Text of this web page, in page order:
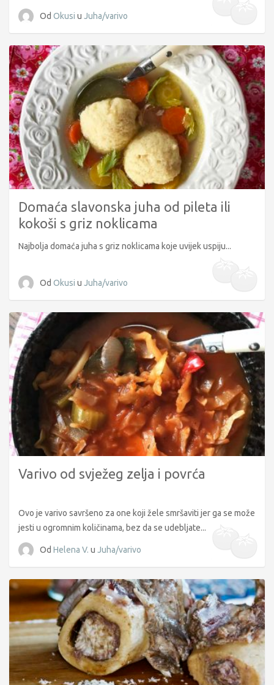
Od Okusi u Juha/varivo
Domaća slavonska juha od pileta ili
kokoši s griz noklicama
Najbolja domaća juha s griz noklicama koje uvijek uspiju...
Od Okusi u Juha/varivo
Varivo od svježeg zelja i povrća
Ovo je varivo savršeno za one koji žele smršaviti jer ga se može
jesti u ogromnim količinama, bez da se udebljate...
Od Helena V. u Juha/varivo